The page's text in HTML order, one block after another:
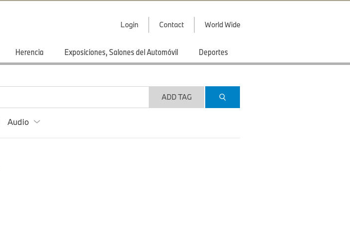
Login Contact World Wide
Herencia Exposiciones, Salones del Automóvil Deportes
ADD TAG
Audio